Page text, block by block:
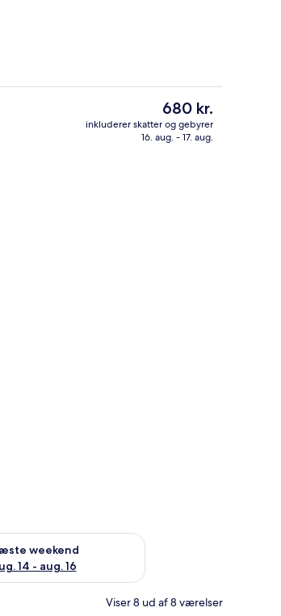
Luksus-penthouselejlighed | Privat
Den
nuværende
pris
680 kr.
inkluderer skatter og gebyrer
16. aug. - 17. aug.
9
weekend
14 - aug. 16
for næste weekend aug. 14 - aug. 16
Viser 8 ud af 8 værelser